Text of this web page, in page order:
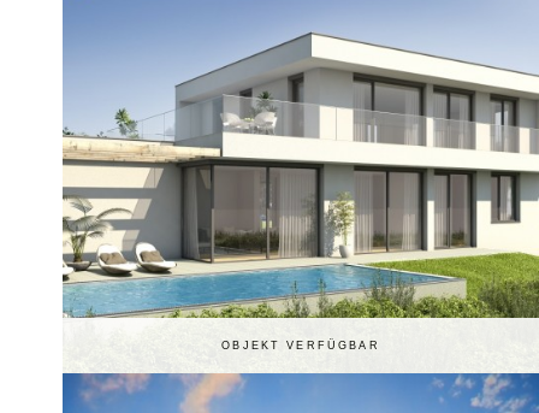
OBJEKT VERFÜGBAR
Jedes Haus ein Unikat